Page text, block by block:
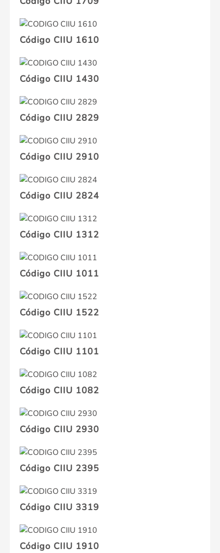
Código CIIU 1610
Código CIIU 1430
Código CIIU 2829
Código CIIU 2910
Código CIIU 2824
Código CIIU 1312
Código CIIU 1011
Código CIIU 1522
Código CIIU 1101
Código CIIU 1082
Código CIIU 2930
Código CIIU 2395
Código CIIU 3319
Código CIIU 1910